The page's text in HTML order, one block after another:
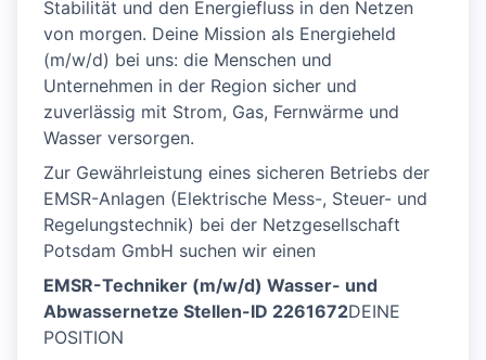
Stabilität und den Energiefluss in den Netzen
von morgen. Deine Mission als Energieheld
(m/w/d) bei uns: die Menschen und
Unternehmen in der Region sicher und
zuverlässig mit Strom, Gas, Fernwärme und
Wasser versorgen.
Zur Gewährleistung eines sicheren Betriebs der
EMSR-Anlagen (Elektrische Mess-, Steuer- und
Regelungstechnik) bei der Netzgesellschaft
Potsdam GmbH suchen wir einen
EMSR-Techniker (m/w/d) Wasser- und
Abwassernetze Stellen-ID 2261672DEINE
POSITION